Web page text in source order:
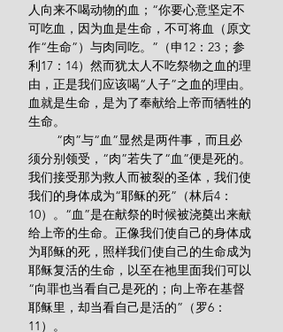
人向来不喝动物的血；“你要心意坚定不
可吃血，因为血是生命，不可将血（原文
作“生命”）与肉同吃。”（申12：23；参
利17：14）然而犹太人不吃祭物之血的理
由，正是我们应该喝“人子”之血的理由。
血就是生命，是为了奉献给上帝而牺牲的
生命。
须分别领受，“肉”若失了“血”便是死的。
我们接受那为救人而被裂的圣体，我们使
我们的身体成为“耶稣的死”（林后4：
10）。“血”是在献祭的时候被浇奠出来献
给上帝的生命。正像我们使自己的身体成
为耶稣的死，照样我们使自己的生命成为
耶稣复活的生命，以至在祂里面我们可以
“向罪也当看自己是死的；向上帝在基督
耶稣里，却当看自己是活的”（罗6：
11）。